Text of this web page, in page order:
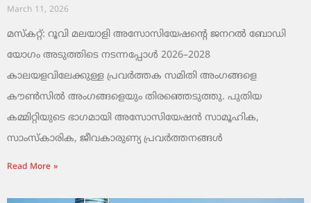
March 11, 2026
മസ്കറ്റ്: റൂവി മലയാളി അസോസിയേഷന്റെ ജനറൽ ബോഡി
യോഗം അടുത്തിടെ നടന്നപ്പോൾ 2026–2028
കാലയളവിലേക്കുള്ള പ്രവർത്തക സമിതി അംഗങ്ങളെ
കൗൺസിൽ അംഗങ്ങളെയും തിരഞ്ഞെടുത്തു. പുതിയ
കമ്മിറ്റിയുടെ ഭാഗമായി അസോസിയേഷൻ സാമൂഹിക,
സാംസ്‌കാരിക, ജീവകാരുണ്യ പ്രവർത്തനങ്ങൾ
Read More »